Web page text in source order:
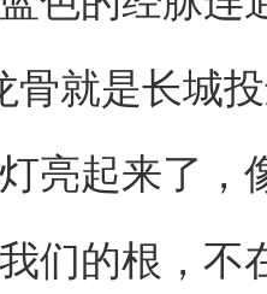
骨就是长城
亮起来了，
我们的根，不